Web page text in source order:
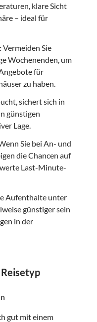
klare Sicht
– ideal für
Vermeiden Sie
Wochenenden, um
für
zu haben.
sichert sich in
günstigen
Lage.
Sie bei An- und
die Chancen auf
Last-Minute-
Aufenthalte unter
günstiger sein
in der
gut mit einem